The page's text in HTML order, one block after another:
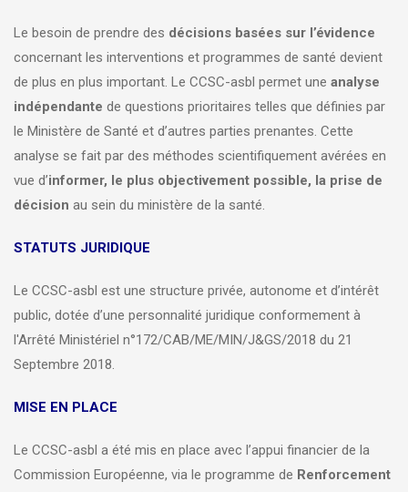
Le besoin de prendre des décisions basées sur l’évidence
concernant les interventions et programmes de santé devient
de plus en plus important. Le CCSC-asbl permet une analyse
indépendante de questions prioritaires telles que définies par
le Ministère de Santé et d’autres parties prenantes. Cette
analyse se fait par des méthodes scientifiquement avérées en
vue d’informer, le plus objectivement possible, la prise de
décision au sein du ministère de la santé.
STATUTS JURIDIQUE
Le CCSC-asbl est une structure privée, autonome et d’intérêt
public, dotée d’une personnalité juridique conformement à
l'Arrêté Ministériel n°172/CAB/ME/MIN/J&GS/2018 du 21
Septembre 2018.
MISE EN PLACE
Le CCSC-asbl a été mis en place avec l’appui financier de la
Commission Européenne, via le programme de Renforcement